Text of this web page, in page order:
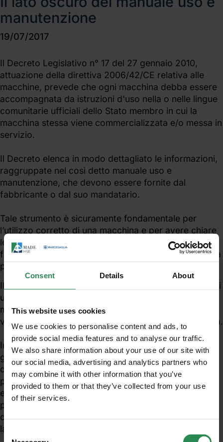
Consent Details About
This website uses cookies
We use cookies to personalise content and ads, to
provide social media features and to analyse our traffic.
We also share information about your use of our site with
our social media, advertising and analytics partners who
may combine it with other information that you’ve
provided to them or that they’ve collected from your use
of their services.
Consent
manutenzione
19/07/2017
Il Decreto Legislativo n° 17 del 27 gennaio 2010,
attuazione della direttiva 2006/42/CE relativa alle
macchine, prevede che ogni macchina debba essere
accompagnata da istruzioni d'uso nella o nelle lingue
comunitarie ufficiali dello Stato membro in cui la
macchina stessa viene commercializzata e/o messa in
servizio.
Il Decreto elenca in modo dettagliato le informazioni,
raggruppate nel così detto manuale uso e
manutenzione, che devono essere fornite dal
fabbricante o dal suo mandatario.
Tale strumento è sicuramente fondamentale per
l’utilizzo corretto di una macchina e per avere chiare
le misure di prevenzione e protezione applicate dal
fabbricante per eliminare i rischi o ridurli a residui, ma
può rappresentare un vincolo per l’utilizzatore.
Il manuale infatti definisce in modo puntuale i possibili
utilizzi della macchina e le frequenze delle
manutenzioni e dei controlli; tali condizioni risultano
vincolanti per le modalità d’uso della macchina stessa.
Inoltre il manuale può contenere frasi a carattere
generale che calate poi nella realtà produttiva non
consentono formalmente l’utilizzo di una macchina
per lo scopo per il quale è stata progettata; ad
esempio il divieto di lavorazione di materiali che
possono comportare formazione di polveri
combustibili nei manuali di macchine per la
lavorazione di manufatti metallici.
Unisciti al mondo MadeHSE
obblighi, modifiche, prescrizioni in ambito tecnico